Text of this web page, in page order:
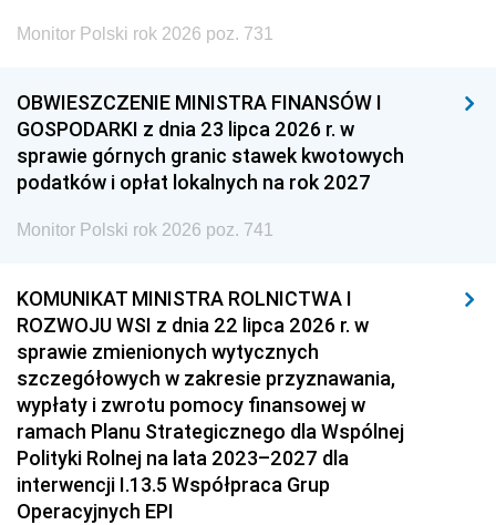
Monitor Polski rok 2026 poz. 731
OBWIESZCZENIE MINISTRA FINANSÓW I
GOSPODARKI z dnia 23 lipca 2026 r. w
sprawie górnych granic stawek kwotowych
podatków i opłat lokalnych na rok 2027
Monitor Polski rok 2026 poz. 741
KOMUNIKAT MINISTRA ROLNICTWA I
ROZWOJU WSI z dnia 22 lipca 2026 r. w
sprawie zmienionych wytycznych
szczegółowych w zakresie przyznawania,
wypłaty i zwrotu pomocy finansowej w
ramach Planu Strategicznego dla Wspólnej
Polityki Rolnej na lata 2023–2027 dla
interwencji I.13.5 Współpraca Grup
Operacyjnych EPI